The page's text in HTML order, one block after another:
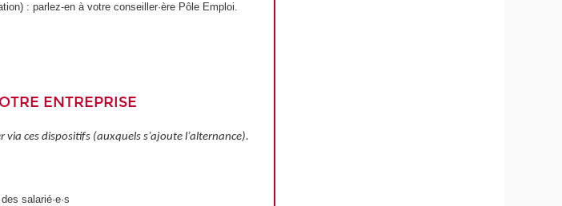
: parlez-en à votre conseiller·ère Pôle Emploi.
ENTREPRISE
ces dispositifs (auxquels s’ajoute l’alternance).
salarié·e·s